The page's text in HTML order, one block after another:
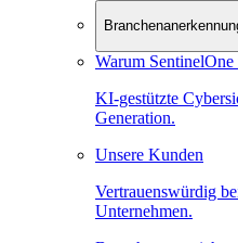
Warum SentinelOne
KI-gestützte
Generation.
Unsere Kunden
Vertrauenswürdig
Unternehmen.